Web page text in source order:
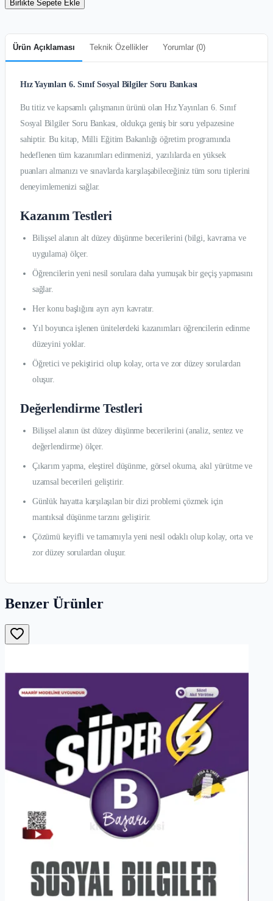
Birlikte Sepete Ekle
Ürün Açıklaması Teknik Özellikler Yorumlar (0)
Hız Yayınları 6. Sınıf Sosyal Bilgiler Soru Bankası
Bu titiz ve kapsamlı çalışmanın ürünü olan Hız Yayınları 6. Sınıf
Sosyal Bilgiler Soru Bankası, oldukça geniş bir soru yelpazesine
sahiptir. Bu kitap, Milli Eğitim Bakanlığı öğretim programında
hedeflenen tüm kazanımları edinmenizi, yazılılarda en yüksek
puanları almanızı ve sınavlarda karşılaşabileceğiniz tüm soru tiplerini
deneyimlemenizi sağlar.
Kazanım Testleri
Bilişsel alanın alt düzey düşünme becerilerini (bilgi, kavrama ve
uygulama) ölçer.
Öğrencilerin yeni nesil sorulara daha yumuşak bir geçiş yapmasını
sağlar.
Her konu başlığını ayrı ayrı kavratır.
Yıl boyunca işlenen ünitelerdeki kazanımları öğrencilerin edinme
düzeyini yoklar.
Öğretici ve pekiştirici olup kolay, orta ve zor düzey sorulardan
oluşur.
Değerlendirme Testleri
Bilişsel alanın üst düzey düşünme becerilerini (analiz, sentez ve
değerlendirme) ölçer.
Çıkarım yapma, eleştirel düşünme, görsel okuma, akıl yürütme ve
uzamsal becerileri geliştirir.
Günlük hayatta karşılaşılan bir dizi problemi çözmek için
mantıksal düşünme tarzını geliştirir.
Çözümü keyifli ve tamamıyla yeni nesil odaklı olup kolay, orta ve
zor düzey sorulardan oluşur.
Benzer Ürünler